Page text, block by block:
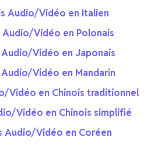
Audio/Vidéo en Italien
Audio/Vidéo en Polonais
Audio/Vidéo en Japonais
Audio/Vidéo en Mandarin
Vidéo en Chinois traditionnel
Vidéo en Chinois simplifié
Audio/Vidéo en Coréen